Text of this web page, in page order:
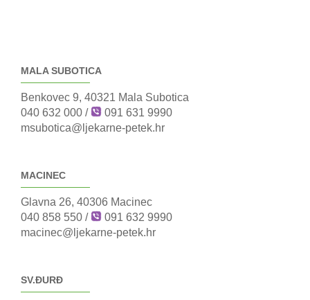
MALA SUBOTICA
Benkovec 9, 40321 Mala Subotica
040 632 000 /
091 631 9990
msubotica@ljekarne-petek.hr
MACINEC
Glavna 26, 40306 Macinec
040 858 550 /
091 632 9990
macinec@ljekarne-petek.hr
SV.ĐURĐ